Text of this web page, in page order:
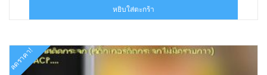
was:
฿89.00.฿50.00.
หยิบใส่ตะกร้า
ลดราคา!